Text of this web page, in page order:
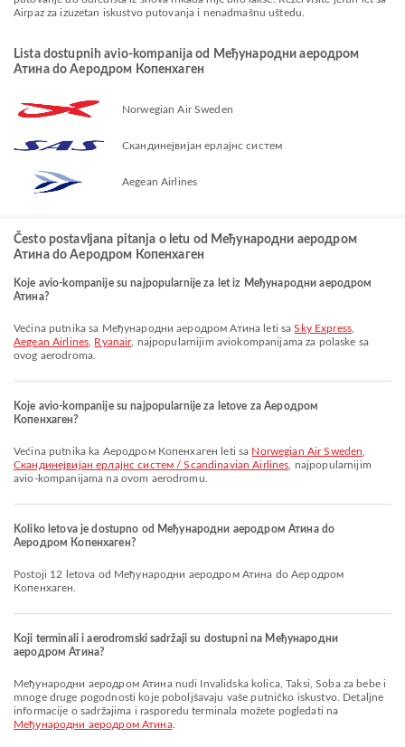
Airpaz za izuzetan iskustvo putovanja i nenadmašnu uštedu.
Lista dostupnih avio-kompanija od Међународни аеродром
Атина do Аеродром Копенхаген
Norwegian Air Sweden
Скандинејвијан ерлајнс систем
Aegean Airlines
Često postavljana pitanja o letu od Међународни аеродром
Атина do Аеродром Копенхаген
Koje avio-kompanije su najpopularnije za let iz Међународни аеродром
Атина?
Većina putnika sa Међународни аеродром Атина leti saSky Express,
Aegean Airlines Ryanair, najpopularnijim aviokompanijama za polaske sa
ovog aerodroma.
Koje avio-kompanije su najpopularnije za letove za Аеродром
Копенхаген?
Većina putnika ka Аеродром Копенхаген leti sa Norwegian Air Sweden
Скандинејвијан ерлајнс систем / Scandinavian Airlines , najpopularnijim
avio-kompanijama na ovom aerodromu.
Koliko letova je dostupno od Међународни аеродром Атина do
Аеродром Копенхаген?
Postoji 12 letova od Међународни аеродром Атина do Аеродром
Копенхаген.
Koji terminali i aerodromski sadržaji su dostupni na Међународни
аеродром Атина?
Међународни аеродром Атина nudi Invalidska kolica, Taksi, Soba za bebe i
mnoge druge pogodnosti koje poboljšavaju vaše putničko iskustvo. Detaljne
informacije o sadržajima i rasporedu terminala možete pogledati na
Међународни аеродром Атина.